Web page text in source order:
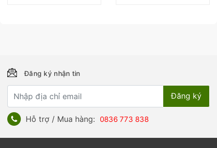
Đăng ký nhận tin
Hỗ trợ / Mua hàng: 0836 773 838